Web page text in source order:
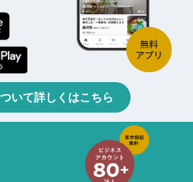
いて詳しくはこちら